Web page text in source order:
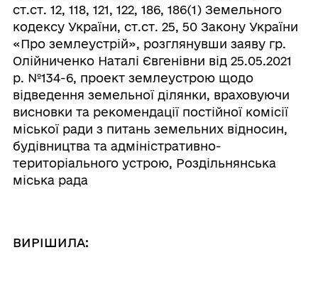
ст.ст. 12, 118, 121, 122, 186, 186(1) Земельного
кодексу України, ст.ст. 25, 50 Закону України
«Про землеустрій», розглянувши заяву гр.
Олійниченко Наталі Євгенівни від 25.05.2021
р. №134-6, проект землеустрою щодо
відведення земельної ділянки, враховуючи
висновки та рекомендації постійної комісії
міської ради з питань земельних відносин,
будівництва та адміністративно-
територіального устрою, Роздільнянська
міська рада
ВИРІШИЛА: